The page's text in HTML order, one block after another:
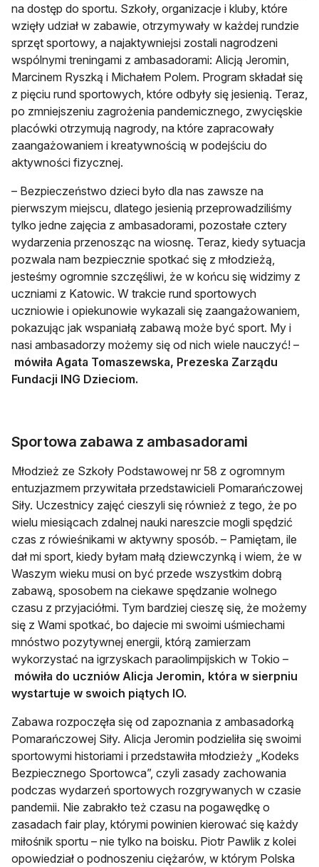
na dostęp do sportu. Szkoły, organizacje i kluby, które
wzięły udział w zabawie, otrzymywały w każdej rundzie
sprzęt sportowy, a najaktywniejsi zostali nagrodzeni
wspólnymi treningami z ambasadorami: Alicją Jeromin,
Marcinem Ryszką i Michałem Polem. Program składał się
z pięciu rund sportowych, które odbyły się jesienią. Teraz,
po zmniejszeniu zagrożenia pandemicznego, zwycięskie
placówki otrzymują nagrody, na które zapracowały
zaangażowaniem i kreatywnością w podejściu do
aktywności fizycznej.
– Bezpieczeństwo dzieci było dla nas zawsze na
pierwszym miejscu, dlatego jesienią przeprowadziliśmy
tylko jedne zajęcia z ambasadorami, pozostałe cztery
wydarzenia przenosząc na wiosnę. Teraz, kiedy sytuacja
pozwala nam bezpiecznie spotkać się z młodzieżą,
jesteśmy ogromnie szczęśliwi, że w końcu się widzimy z
uczniami z Katowic. W trakcie rund sportowych
uczniowie i opiekunowie wykazali się zaangażowaniem,
pokazując jak wspaniałą zabawą może być sport. My i
nasi ambasadorzy możemy się od nich wiele nauczyć! –
mówiła Agata Tomaszewska, Prezeska Zarządu
Fundacji ING Dzieciom.
Sportowa zabawa z ambasadorami
Młodzież ze Szkoły Podstawowej nr 58 z ogromnym
entuzjazmem przywitała przedstawicieli Pomarańczowej
Siły. Uczestnicy zajęć cieszyli się również z tego, że po
wielu miesiącach zdalnej nauki nareszcie mogli spędzić
czas z rówieśnikami w aktywny sposób. – Pamiętam, ile
dał mi sport, kiedy byłam małą dziewczynką i wiem, że w
Waszym wieku musi on być przede wszystkim dobrą
zabawą, sposobem na ciekawe spędzanie wolnego
czasu z przyjaciółmi. Tym bardziej cieszę się, że możemy
się z Wami spotkać, bo dajecie mi swoimi uśmiechami
mnóstwo pozytywnej energii, którą zamierzam
wykorzystać na igrzyskach paraolimpijskich w Tokio –
mówiła do uczniów Alicja Jeromin, która w sierpniu
wystartuje w swoich piątych IO.
Zabawa rozpoczęła się od zapoznania z ambasadorką
Pomarańczowej Siły. Alicja Jeromin podzieliła się swoimi
sportowymi historiami i przedstawiła młodzieży „Kodeks
Bezpiecznego Sportowca”, czyli zasady zachowania
podczas wydarzeń sportowych rozgrywanych w czasie
pandemii. Nie zabrakło też czasu na pogawędkę o
zasadach fair play, którymi powinien kierować się każdy
miłośnik sportu – nie tylko na boisku. Piotr Pawlik z kolei
opowiedział o podnoszeniu ciężarów, w którym Polska